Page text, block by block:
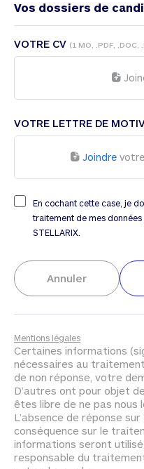
Vos dossiers de
VOTRE CV (1 MO, .PDF, .DOC,
VOTRE LETTRE DE
Joindre
En cochant cette case, je
traitement de mes
STELLARIX.
Mentions légales
Certaines informations
nécessaires au
de non réponse, votre
D’autres ont pour objet
êtes libre de ne pas nous
L’absence de réponse
conséquence sur le
informations seront
responsable du